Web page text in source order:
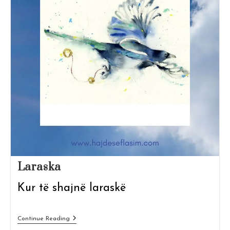
Laraska
Kur të shajnë laraskë
Continue ReadingLaraska